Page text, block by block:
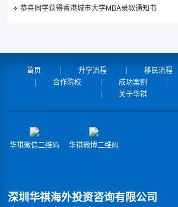
恭喜同学获得香港城市大学MBA录取通知书
首页 升学流程 移民流程
合作院校
成功案例
关于华祺
华祺微信二维码
华祺微博二维码
深圳华祺海外投资咨询有限公司